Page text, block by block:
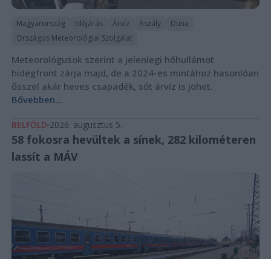
Magyarország Időjárás Árvíz Aszály
Duna
Országos Meteorológiai Szolgálat
Meteorológusok szerint a jelenlegi hőhullámot
hidegfront zárja majd, de a 2024-es mintához hasonlóan
ősszel akár heves csapadék, sőt árvíz is jöhet.
Bővebben...
BELFÖLD 2026. augusztus 5.
58 fokosra hevültek a sínek, 282 kilométeren
lassít a MÁV